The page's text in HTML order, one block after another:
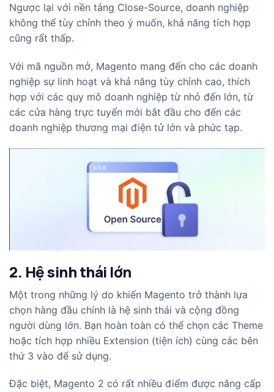
Ngược lại với nền tảng Close-Source, doanh nghiệp
không thể tùy chỉnh theo ý muốn, khả năng tích hợp
cũng rất thấp.
Với mã nguồn mở, Magento mang đến cho các doanh
nghiệp sự linh hoạt và khả năng tùy chỉnh cao, thích
hợp với các quy mô doanh nghiệp từ nhỏ đến lớn, từ
các cửa hàng trực tuyến mới bắt đầu cho đến các
doanh nghiệp thương mại điện tử lớn và phức tạp.
2. Hệ sinh thái lớn
Một trong những lý do khiến Magento trở thành lựa
chọn hàng đầu chính là hệ sinh thái và cộng đồng
người dùng lớn. Bạn hoàn toàn có thể chọn các Theme
hoặc tích hợp nhiều Extension (tiện ích) cùng các bên
thứ 3 vào để sử dụng.
Đặc biệt, Magento 2 có rất nhiều điểm được nâng cấp